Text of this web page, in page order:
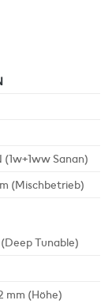
Sanan)
(Mischbetrieb)
Tunable)
mm (Höhe)